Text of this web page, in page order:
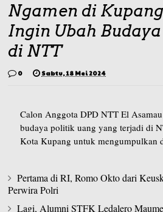
Ngamen di
Ingin Ubah
di NTT
0 Sabtu, 18 Mei 2024
Calon Anggota DPD NTT El
budaya politik uang yang terjadi di
Kota Kupang untuk mengumpulkan
Pertama di RI, Romo Okto dari
Perwira Polri
Lagi, Alumni STFK Ledalero